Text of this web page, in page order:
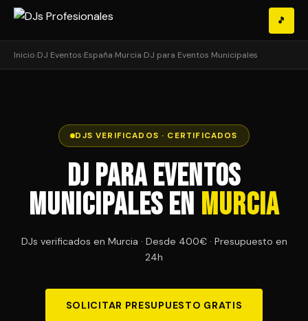
🎵
Inicio›DJ Eventos›España›Murcia›DJ para Eventos Municipales
DJS VERIFICADOS · CERTIFICADOS
DJ para Eventos
Municipales en Murcia
DJs verificados en Murcia · Desde 400€ · Presupuesto en
24h
SOLICITAR PRESUPUESTO GRATIS